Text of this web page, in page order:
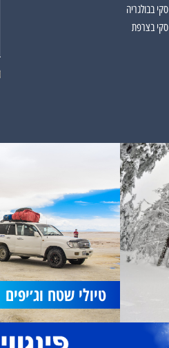
סקי בבולגריה
סקי בצרפת
טיולי שטח וג׳יפים